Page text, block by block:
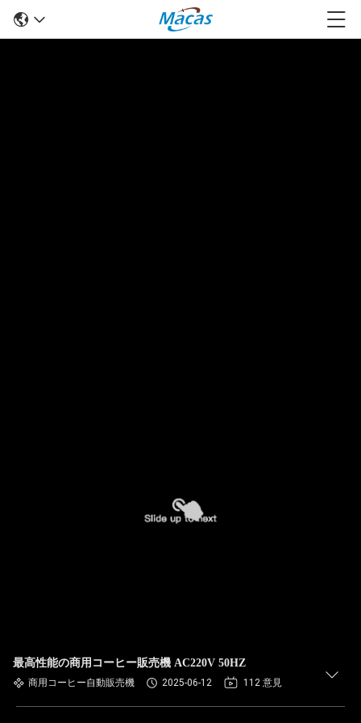
最高性能の商用コーヒー販売機 AC220V 50HZ
商用コーヒー自動販売機 2025-06-12 112 意見